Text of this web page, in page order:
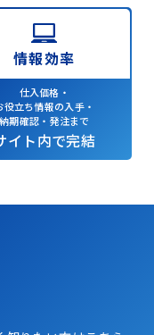
情報効率
仕入価格・
役立ち情報の入手・
納期確認・発注まで
イト内で完結